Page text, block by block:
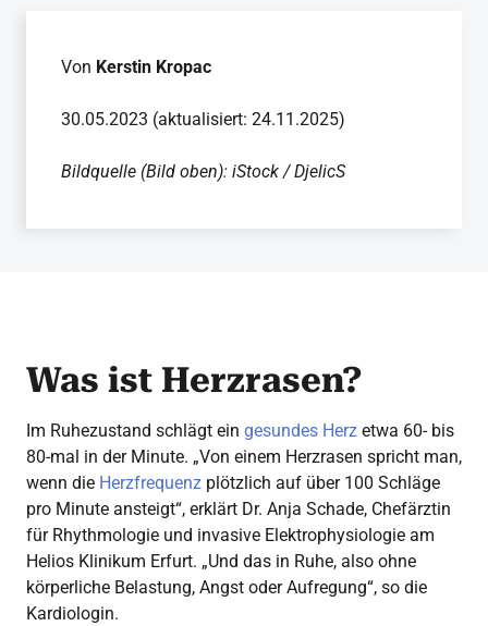
Von Kerstin Kropac
30.05.2023 (aktualisiert: 24.11.2025)
Bildquelle (Bild oben): iStock / DjelicS
Was ist Herzrasen?
Im Ruhezustand schlägt ein gesundes Herz etwa 60- bis
80-mal in der Minute. „Von einem Herzrasen spricht man,
wenn die Herzfrequenz plötzlich auf über 100 Schläge
pro Minute ansteigt“, erklärt Dr. Anja Schade, Chefärztin
für Rhythmologie und invasive Elektrophysiologie am
Helios Klinikum Erfurt. „Und das in Ruhe, also ohne
körperliche Belastung, Angst oder Aufregung“, so die
Kardiologin.